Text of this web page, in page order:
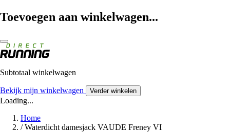
Toevoegen aan winkelwagen...
Subtotaal winkelwagen
Bekijk mijn winkelwagen Verder winkelen
Loading...
Home
/ Waterdicht damesjack VAUDE Freney VI